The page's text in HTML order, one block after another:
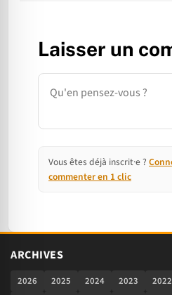
Laisser un
Commentaire
Vous êtes déjà inscrit·e ?
commenter en 1 clic
ARCHIVES
2026 2025 2024 2023 2022